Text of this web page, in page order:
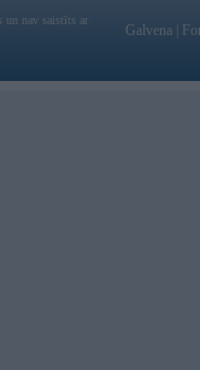
un nav saistīts ar
Galvena